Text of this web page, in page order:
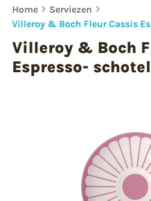
Home
Serviezen
Villeroy & Boch Fleur Cassis
Villeroy & Boch
Espresso- schotel